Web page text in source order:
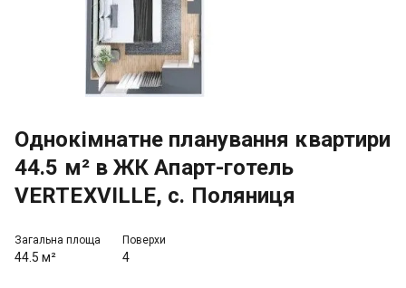
Однокімнатне планування квартири
44.5 м² в ЖК Апарт-готель
VERTEXVILLE, с. Поляниця
Загальна площа
44.5 м²
Поверхи
4